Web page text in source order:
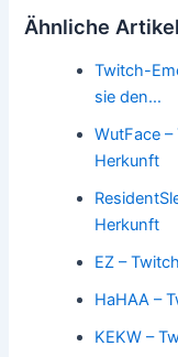
Ähnliche
Twitch-
sie den…
WutFace
Herkunft
Herkunft
EZ –
HaHAA –
KEKW –